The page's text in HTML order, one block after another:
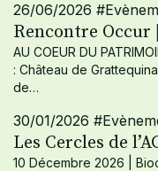
26/06/2026
Rencontre Occur
AU COEUR DU
: Château de
de…
30/01/2026
Les Cercles de
10 Décembre 2026 |